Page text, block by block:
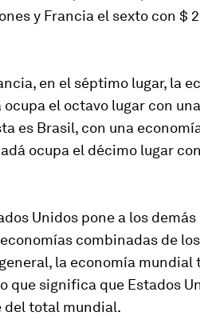
y Francia el sexto con $
en el séptimo lugar, la
el octavo lugar con
es Brasil, con una
ocupa el décimo lugar
Unidos pone a los demás
combinadas de
la economía mundial
que significa que Estados
del total mundial.